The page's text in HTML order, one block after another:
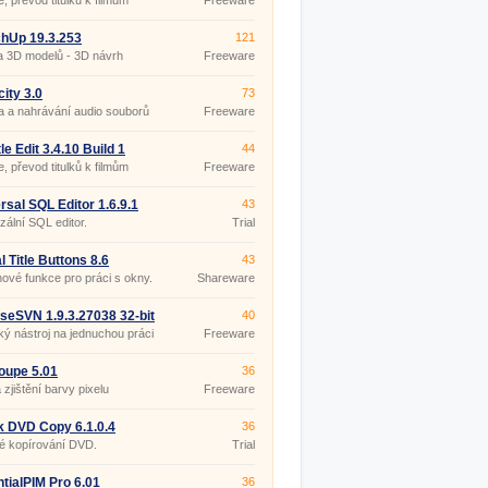
19.3.253
3D modelů - 3D návrh
121
Freeware
3.0
a nahrávání audio souborů
73
Freeware
Edit 3.4.10 Build 1
převod titulků k filmům
44
Freeware
SQL Editor 1.6.9.1
SQL editor.
43
Trial
Title Buttons 8.6
funkce pro práci s okny.
43
Shareware
1.9.3.27038 32-bit
nástroj na jednuchou práci
40
Freeware
5.01
zjištění barvy pixelu
36
Freeware
DVD Copy 6.1.0.4
kopírování DVD.
36
Trial
Pro 6.01
36